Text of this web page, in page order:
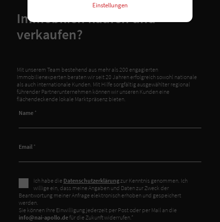
Immobilien kaufen und
verkaufen?
Mit unserem Team bestehend aus mehr als 200 engagierten
Immobilienexperten beraten wir seit 20 Jahren erfolgreich sowohl nationale
als auch internationale Kunden. Mit Hilfe sorgfältig ausgewählter regional
führender Partnerunternehmen können wir unseren Kunden eine
flächendeckende lokale Marktpräsenz bieten.
Name *
Email *
Ich habe die Datenschutzerklärungzur Kenntnis genommen. Ich
willige ein, dass meine Angaben und Daten zur Zweck der
Beantwortung meiner Anfrage elektronisch erhoben und gespeichert
werden.
Sie können Ihre Einwilligung jederzeit per Post oder per Mail an die
info@nai-apollo.defür die Zukunft widerrufen.*
Einstellungen